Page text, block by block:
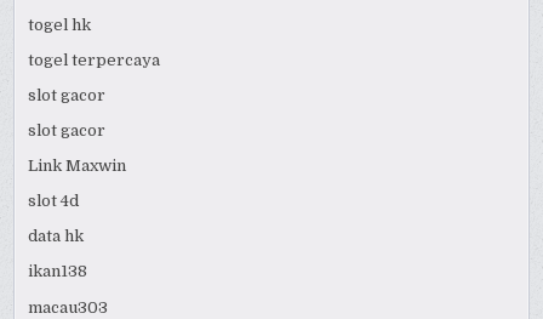
togel hk
togel terpercaya
slot gacor
slot gacor
Link Maxwin
slot 4d
data hk
ikan138
macau303